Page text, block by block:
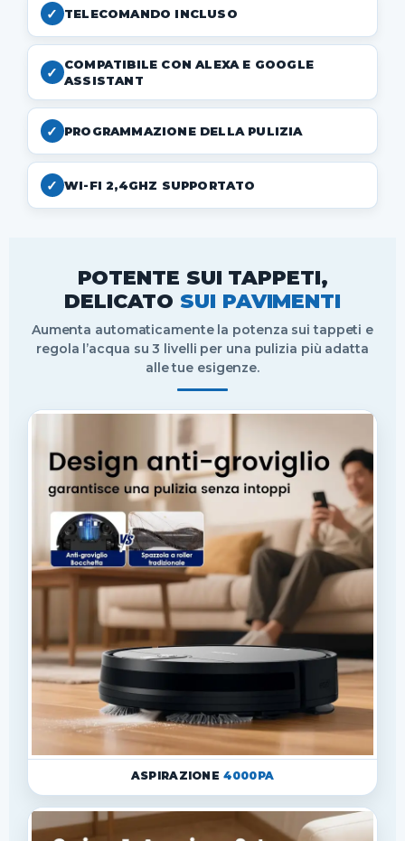
✓ TELECOMANDO INCLUSO
✓
COMPATIBILE CON ALEXA E GOOGLE
ASSISTANT
✓ PROGRAMMAZIONE DELLA PULIZIA
✓ WI-FI 2,4GHZ SUPPORTATO
POTENTE SUI TAPPETI,
DELICATO SUI PAVIMENTI
Aumenta automaticamente la potenza sui tappeti e
regola l’acqua su 3 livelli per una pulizia più adatta
alle tue esigenze.
ASPIRAZIONE4000PA